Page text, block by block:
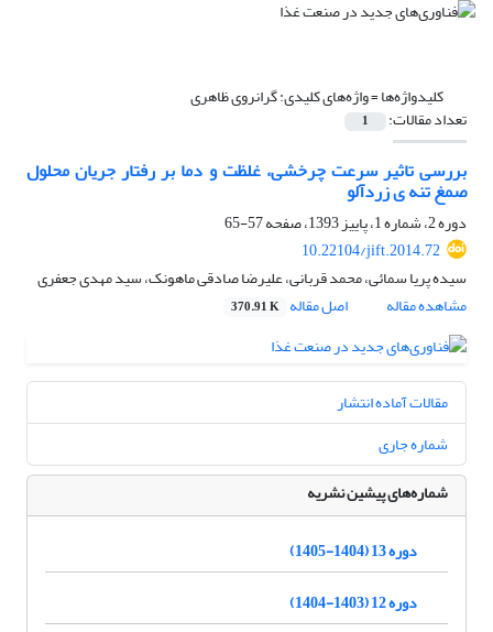
کلیدواژه‌ها =واژه‌های کلیدی: گرانروی ظاهری
تعداد مقالات: 1
بررسی تاثیر سرعت چرخشی، غلظت و دما بر رفتار جریان محلول
صمغ تنه ی زردآلو
دوره 2، شماره 1، پاییز 1393، صفحه
57-65
10.22104/jift.2014.72
سیده پریا سمائی، محمد قربانی، علیرضا صادقی ماهونک، سید مهدی جعفری
مشاهده مقاله
اصل مقاله 370.91 K
مقالات آماده انتشار
شماره جاری
شماره‌های پیشین نشریه
دوره 13 (1404-1405)
دوره 12 (1403-1404)